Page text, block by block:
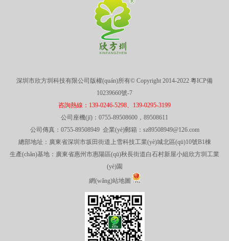
深圳市欣方圳科技有限公司版權(quán)所有© Copyright 2014-2022 粵ICP備
10239660號-7
咨詢熱線：139-0246-5298、139-0295-3199
公司座機(jī)：0755-89508600，89508611
公司傳真：0755-89508949 企業(yè)郵箱：sz89508949@126.com
總部地址：廣東省深圳市坂田街道上雪科技工業(yè)城北區(qū)10號B1棟
生產(chǎn)基地：廣東省惠州市惠陽區(qū)秋長街道白石村新屋小組欣方圳工業
(yè)園
網(wǎng)站地圖